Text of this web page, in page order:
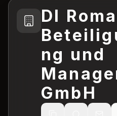
DI
ng und
GmbH